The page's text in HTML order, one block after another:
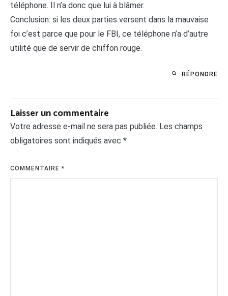
téléphone. Il n’a donc que lui à blâmer.
Conclusion: si les deux parties versent dans la mauvaise
foi c’est parce que pour le FBI, ce téléphone n’a d’autre
utilité que de servir de chiffon rouge.
RÉPONDRE
Laisser un commentaire
Votre adresse e-mail ne sera pas publiée. Les champs
obligatoires sont indiqués avec *
COMMENTAIRE*